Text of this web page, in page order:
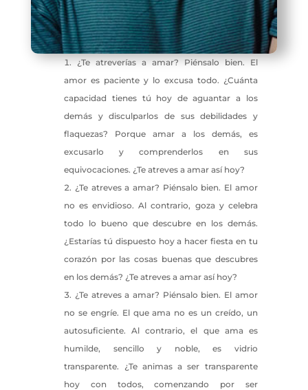
¿Te atreverías a amar? Piénsalo bien. El
amor es paciente y lo excusa todo. ¿Cuánta
capacidad tienes tú hoy de aguantar a los
demás y disculparlos de sus debilidades y
flaquezas? Porque amar a los demás, es
excusarlo y comprenderlos en sus
equivocaciones. ¿Te atreves a amar así hoy?
¿Te atreves a amar? Piénsalo bien. El amor
no es envidioso. Al contrario, goza y celebra
todo lo bueno que descubre en los demás.
¿Estarías tú dispuesto hoy a hacer fiesta en tu
corazón por las cosas buenas que descubres
en los demás? ¿Te atreves a amar así hoy?
¿Te atreves a amar? Piénsalo bien. El amor
no se engríe. El que ama no es un creído, un
autosuficiente. Al contrario, el que ama es
humilde, sencillo y noble, es vidrio
transparente. ¿Te animas a ser transparente
hoy con todos, comenzando por ser